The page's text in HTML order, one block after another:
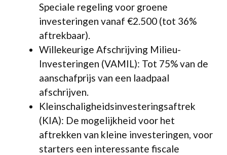
Speciale regeling voor groene
investeringen vanaf €2.500 (tot 36%
aftrekbaar).
Willekeurige Afschrijving Milieu-
Investeringen (VAMIL): Tot 75% van de
aanschafprijs van een laadpaal
afschrijven.
Kleinschaligheidsinvesteringsaftrek
(KIA): De mogelijkheid voor het
aftrekken van kleine investeringen, voor
starters een interessante fiscale